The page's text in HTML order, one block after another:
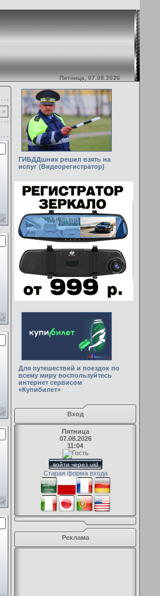
Пятница, 07.08.2026
»
ГИБДДшник решил взять на
испуг (Видеорегистратор)
Для путешествий и поездок по
всему миру воспользуйтесь
интернет сервисом
«Купибилет»
Вход
Пятница
07.08.2026
11:04
войти через uid
Старая форма входа
Реклама